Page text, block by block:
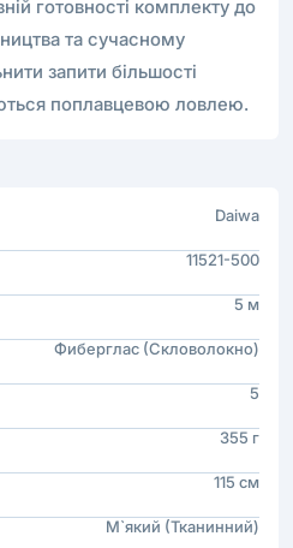
готовності комплекту до
та сучасному
запити більшості
поплавцевою ловлею.
Daiwa
11521-500
5 м
Фиберглас (Скловолокно)
5
355 г
115 см
М`який (Тканинний)